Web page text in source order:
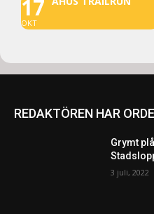
17
OKT
REDAKTÖREN HAR
Grymt
3 juli, 2022